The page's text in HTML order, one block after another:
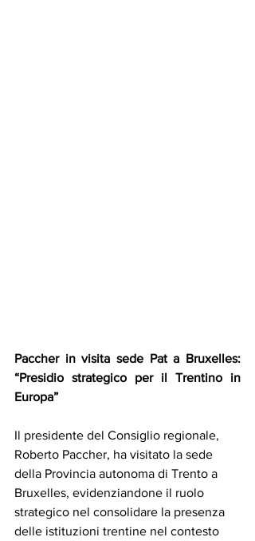
Paccher in visita sede Pat a Bruxelles:
“Presidio strategico per il Trentino in
Europa”
Il presidente del Consiglio regionale,
Roberto Paccher, ha visitato la sede
della Provincia autonoma di Trento a
Bruxelles, evidenziandone il ruolo
strategico nel consolidare la presenza
delle istituzioni trentine nel contesto